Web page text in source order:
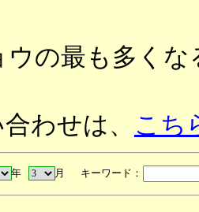
の最も多く
わせは、 こち
年 月 キーワード：